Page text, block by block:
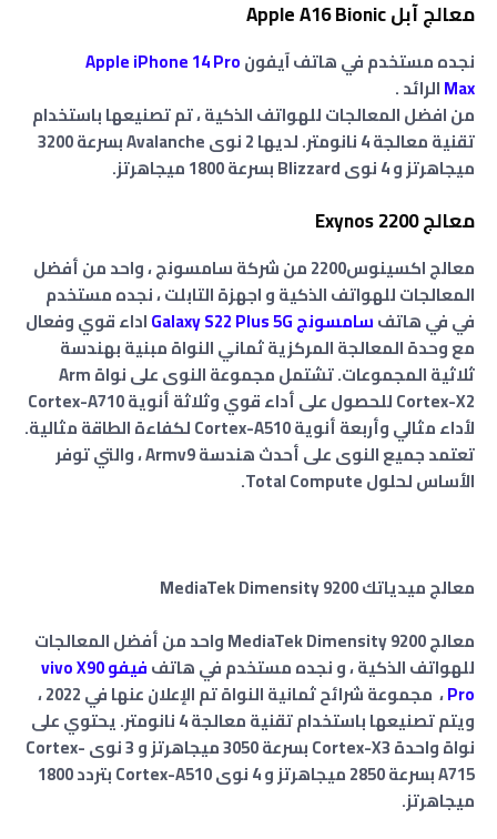
معالج آبل Apple A16 Bionic
نجده مستخدم في هاتف آيفونApple iPhone 14 Pro
Maxالرائد .
من افضل المعالجات للهواتف الذكية ، تم تصنيعها باستخدام
تقنية معالجة 4 نانومتر. لديها 2 نوى Avalanche بسرعة 3200
ميجاهرتز و 4 نوى Blizzard بسرعة 1800 ميجاهرتز.
معالج Exynos 2200
معالج اكسينوس2200 من شركة سامسونج ، واحد من أفضل
المعالجات للهواتف الذكية و اجهزة التابلت ، نجده مستخدم
في في هاتفسامسونج Galaxy S22 Plus 5G
اداء قوي وفعال
مع وحدة المعالجة المركزية ثماني النواة مبنية بهندسة
ثلاثية المجموعات. تشتمل مجموعة النوى على نواة Arm
Cortex-X2 للحصول على أداء قوي وثلاثة أنوية Cortex-A710
لأداء مثالي وأربعة أنوية Cortex-A510 لكفاءة الطاقة مثالية.
تعتمد جميع النوى على أحدث هندسة Armv9 ، والتي توفر
الأساس لحلول Total Compute.
معالج ميدياتك MediaTek Dimensity 9200
معالج MediaTek Dimensity 9200 واحد من أفضل المعالجات
للهواتف الذكية ، و نجده مستخدم في هاتف
فيفو vivo X90
Pro
، مجموعة شرائح ثمانية النواة تم الإعلان عنها في 2022 ،
ويتم تصنيعها باستخدام تقنية معالجة 4 نانومتر. يحتوي على
نواة واحدة Cortex-X3 بسرعة 3050 ميجاهرتز و 3 نوى Cortex-
A715 بسرعة 2850 ميجاهرتز و 4 نوى Cortex-A510 بتردد 1800
ميجاهرتز.